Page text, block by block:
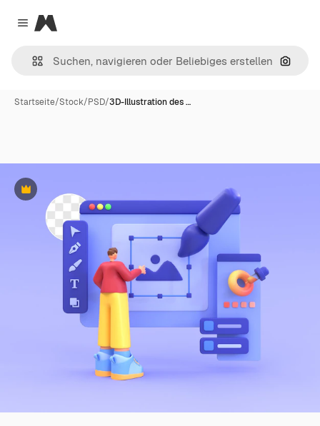
Close menu
Magnific
Nach
Startseite/Stock/PSD/3D-Illustration des …
Premium